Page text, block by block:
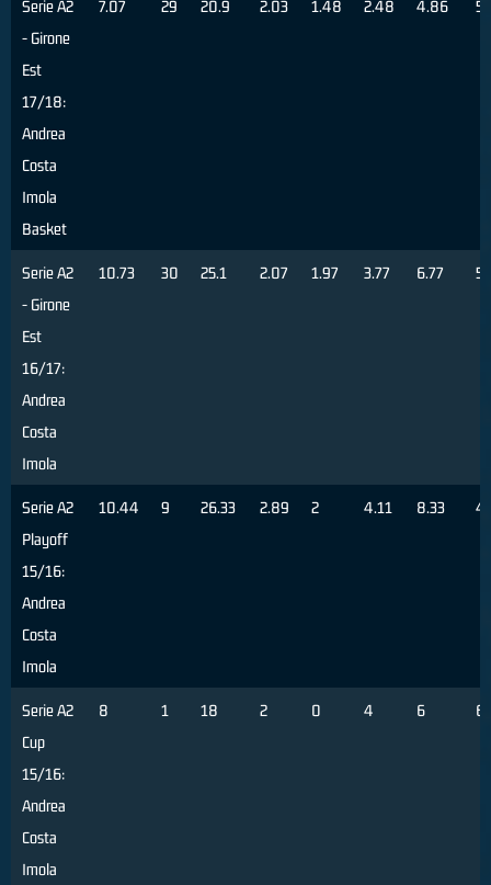
Serie A2
- Girone
Est
17/18:
Andrea
Costa
Imola
Basket
7.07 29 20.9 2.03 1.48 2.48 4.86 51
Serie A2
- Girone
Est
16/17:
Andrea
Costa
Imola
10.73 30 25.1 2.07 1.97 3.77 6.77 56
Serie A2
Playoff
15/16:
Andrea
Costa
Imola
10.44 9 26.33 2.89 2 4.11 8.33
Serie A2
Cup
15/16:
Andrea
Costa
Imola
8 1 18 2 0 4 6 67